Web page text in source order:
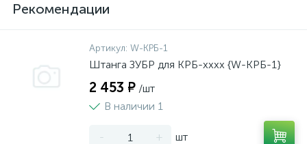
Рекомендации
Артикул: W-КРБ-1
Штанга ЗУБР для КРБ-хххх {W-КРБ-1}
2 453 ₽ /шт
В наличии 1
- + шт